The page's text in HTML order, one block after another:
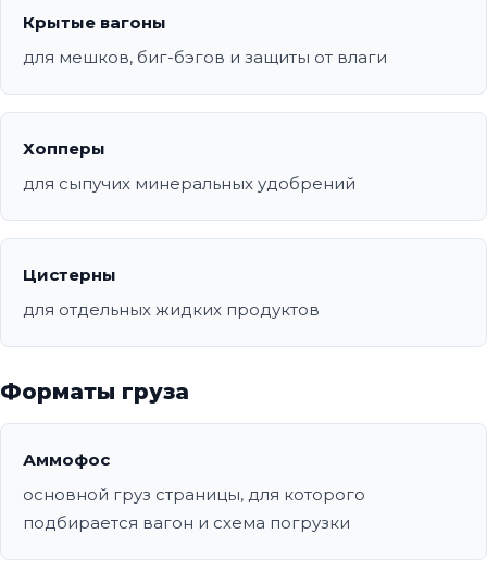
Крытые вагоны
для мешков, биг-бэгов и защиты от влаги
Хопперы
для сыпучих минеральных удобрений
Цистерны
для отдельных жидких продуктов
Форматы груза
Аммофос
основной груз страницы, для которого
подбирается вагон и схема погрузки